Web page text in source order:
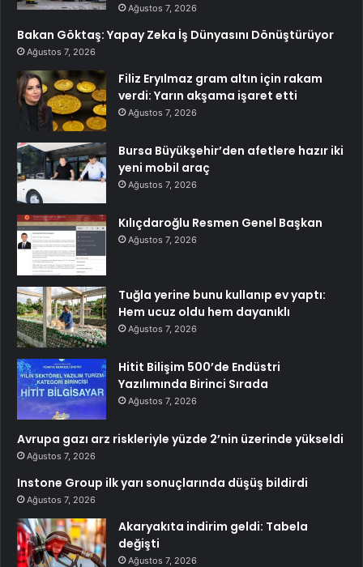
Ağustos 7, 2026
Bakan Göktaş: Yapay Zeka İş Dünyasını Dönüştürüyor
Ağustos 7, 2026
Filiz Eryılmaz gram altın için rakam
verdi: Yarın akşama işaret etti
Ağustos 7, 2026
Bursa Büyükşehir’den afetlere hazır iki
yeni mobil araç
Ağustos 7, 2026
Kılıçdaroğlu Resmen Genel Başkan
Ağustos 7, 2026
Tuğla yerine bunu kullanıp ev yaptı:
Hem ucuz oldu hem dayanıklı
Ağustos 7, 2026
Hitit Bilişim 500’de Endüstri
Yazılımında Birinci Sırada
Ağustos 7, 2026
Avrupa gazı arz riskleriyle yüzde 2’nin üzerinde yükseldi
Ağustos 7, 2026
Instone Group ilk yarı sonuçlarında düşüş bildirdi
Ağustos 7, 2026
Akaryakıta indirim geldi: Tabela
değişti
Ağustos 7, 2026